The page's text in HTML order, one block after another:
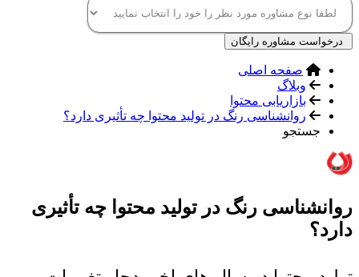
درخواست مشاوره رایگان
صفحه اصلی
وبلاگ
بازاریابی محتوا
روانشناسی رنگ در تولید محتوا چه تأثیری دارد؟
جستجو
روانشناسی رنگ در تولید محتوا چه تأثیری
دارد؟